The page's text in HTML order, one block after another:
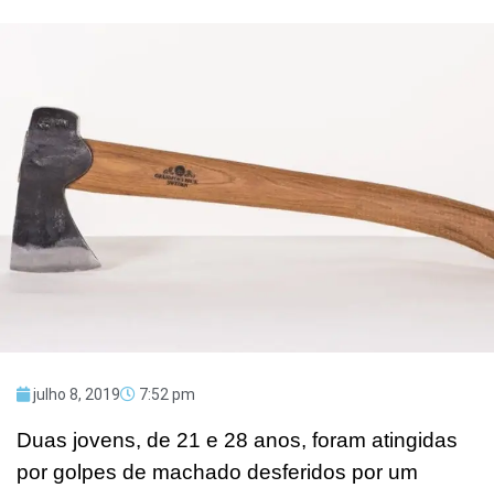
julho 8, 2019 7:52 pm
Duas jovens, de 21 e 28 anos, foram atingidas
por golpes de machado desferidos por um